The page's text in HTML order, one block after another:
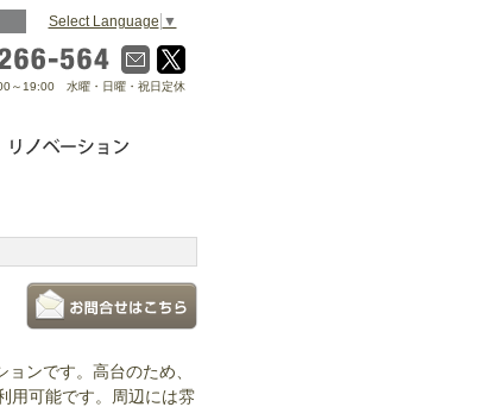
Select Language ▼
0120-266-564
～19:00 水曜・日曜・祝日定休
ンです。高台のため、
用可能です。周辺には雰